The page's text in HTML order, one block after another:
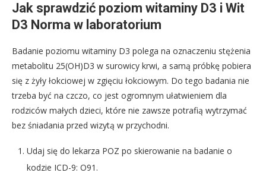
Jak sprawdzić poziom witaminy D3 i Wit
D3 Norma w laboratorium
Badanie poziomu witaminy D3 polega na oznaczeniu stężenia
metabolitu 25(OH)D3 w surowicy krwi, a samą próbkę pobiera
się z żyły łokciowej w zgięciu łokciowym. Do tego badania nie
trzeba być na czczo, co jest ogromnym ułatwieniem dla
rodziców małych dzieci, które nie zawsze potrafią wytrzymać
bez śniadania przed wizytą w przychodni.
Udaj się do lekarza POZ po skierowanie na badanie o
kodzie ICD-9: O91.